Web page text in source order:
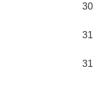
30
31
31